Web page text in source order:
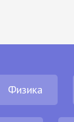
Физика